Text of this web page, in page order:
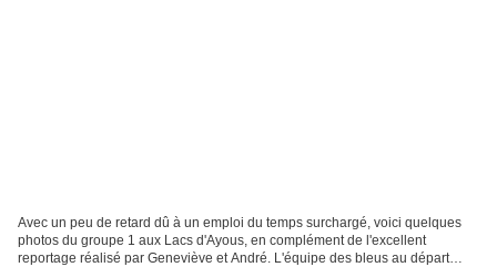
Avec un peu de retard dû à un emploi du temps surchargé, voici quelques
photos du groupe 1 aux Lacs d'Ayous, en complément de l'excellent
reportage réalisé par Geneviève et André. L'équipe des bleus au départ